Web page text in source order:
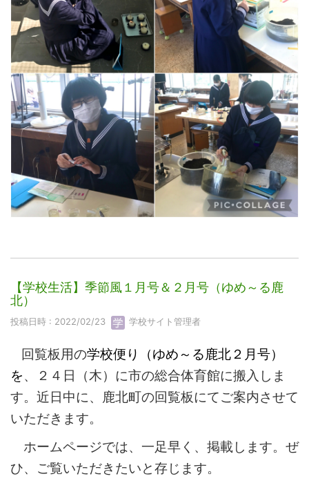
【学校生活】季節風１月号＆２月号（ゆめ～る鹿
北）
投稿日時 : 2022/02/23 学校サイト管理者
回覧板用の学校便り（ゆめ～る鹿北２月号）
を、２４日（木）に市の総合体育館に搬入しま
す。近日中に、鹿北町の回覧板にてご案内させて
いただきます。
ホームページでは、一足早く、掲載します。ぜ
ひ、ご覧いただきたいと存じます。